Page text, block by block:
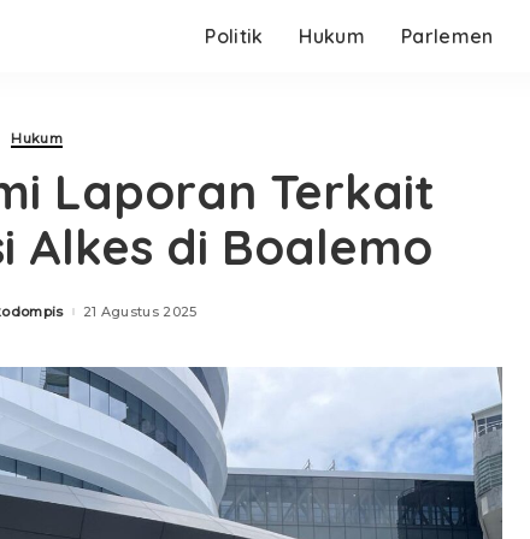
Politik Hukum Parlemen
Hukum
Laporan Terkait
Alkes di Boalemo
21 Agustus 2025